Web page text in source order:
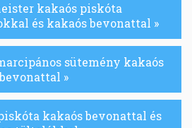
kakaós piskóta
és kakaós bevonattal »
sütemény kakaós
bevonattal »
kakaós bevonattal és